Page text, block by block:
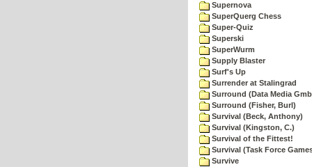
Supernova
SuperQuerg Chess
Super-Quiz
Superski
SuperWurm
Supply Blaster
Surf's Up
Surrender at Stalingrad
Surround (Data Media
Surround (Fisher, Burl)
Survival (Beck, Anthony)
Survival (Kingston, C.)
Survival of the Fittest!
Survival (Task Force
Survive